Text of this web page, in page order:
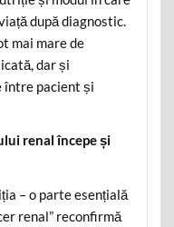
după diagnostic.
mai mare de
dar și
între pacient și
renal începe și
– o parte esențială
renal” reconfirmă